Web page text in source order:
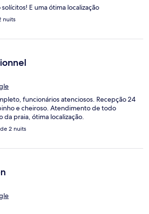
E uma ótima localização
nuits
funcionários atenciosos. Recepção 24
e cheiroso. Atendimento de todo
da praia, ótima localização.
2 nuits